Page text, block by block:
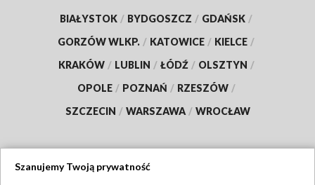
BIAŁYSTOK / BYDGOSZCZ / GDAŃSK /
GORZÓW WLKP. / KATOWICE / KIELCE /
KRAKÓW / LUBLIN / ŁÓDŹ / OLSZTYN /
OPOLE / POZNAŃ / RZESZÓW /
SZCZECIN / WARSZAWA / WROCŁAW
Szanujemy Twoją prywatność